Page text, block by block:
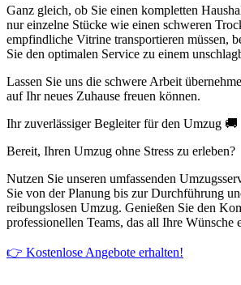
Ganz gleich, ob Sie einen kompletten
nur einzelne Stücke wie einen schweren
empfindliche Vitrine transportieren müssen,
Sie den optimalen Service zu einem
Lassen Sie uns die schwere Arbeit
auf Ihr neues Zuhause freuen können.
Ihr zuverlässiger Begleiter für den Umzug 🚚
Bereit, Ihren Umzug ohne Stress zu erleben?
Nutzen Sie unseren umfassenden
Sie von der Planung bis zur Durchführung
reibungslosen Umzug. Genießen Sie den
professionellen Teams, das all Ihre Wünsche
👉 Kostenlose Angebote erhalten!